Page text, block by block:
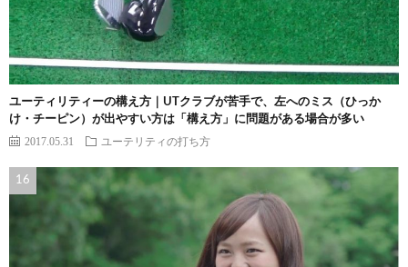
ユーティリティーの構え方｜UTクラブが苦手で、左へのミス（ひっか
け・チーピン）が出やすい方は「構え方」に問題がある場合が多い
2017.05.31 ユーテリティの打ち方